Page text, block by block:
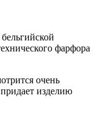
фарфора
очень
изделию